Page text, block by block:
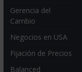
Gerencia del
Cambio
Negocios en USA
Fijación de Precios
Balanced